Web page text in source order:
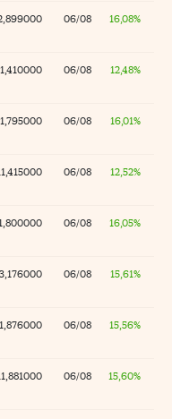
06/08 16,08%
06/08 12,48%
06/08 16,01%
06/08 12,52%
06/08 16,05%
06/08 15,61%
06/08 15,56%
06/08 15,60%